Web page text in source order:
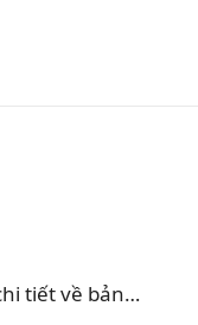
tiết về bản…